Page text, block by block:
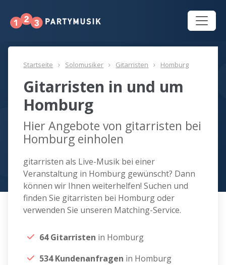
Startseite Solomusiker Gitarristen Homburg
Gitarristen in und um
Homburg
Hier Angebote von gitarristen bei
Homburg einholen
gitarristen als Live-Musik bei einer
Veranstaltung in Homburg gewünscht? Dann
können wir Ihnen weiterhelfen! Suchen und
finden Sie gitarristen bei Homburg oder
verwenden Sie unseren Matching-Service.
64 Gitarristen in Homburg
534 Kundenanfragen in Homburg